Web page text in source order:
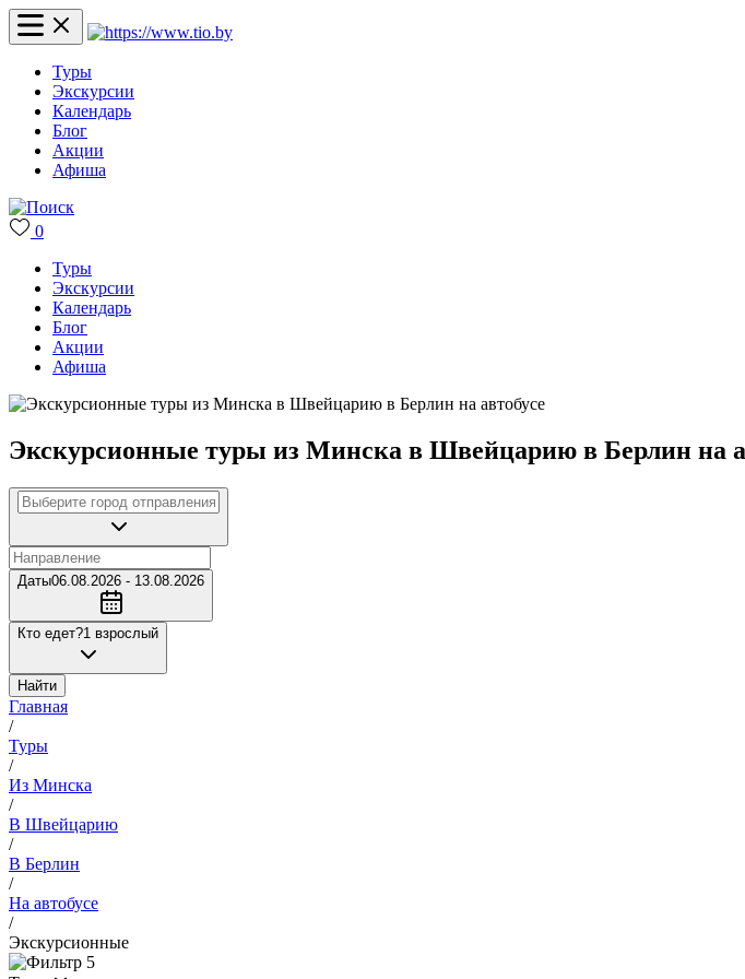
Туры
Экскурсии
Календарь
Блог
Акции
Афиша
0
Туры
Экскурсии
Календарь
Блог
Акции
Афиша
Экскурсионные туры из Минска в Швейцарию в Берлин на
Даты06.08.2026 - 13.08.2026
Кто едет?1 взрослый
Найти
Главная
/
Туры
/
Из Минска
/
В Швейцарию
/
В Берлин
/
На автобусе
/
Экскурсионные
5